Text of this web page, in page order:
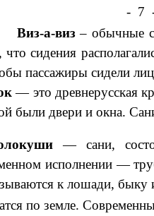
- 7
Виз-а-виз– обычные
что сидения
пассажиры сидели
— это древнерусская
были двери и окна.
— сани,
исполнении —
к лошади, быку
по земле.